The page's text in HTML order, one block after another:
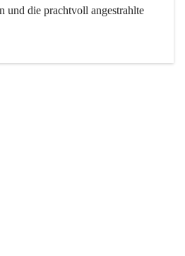
und die prachtvoll angestrahlte
nicht mehr, ist aber integrativer